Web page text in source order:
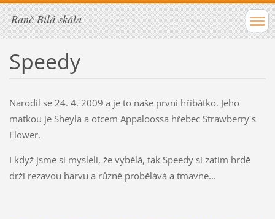
Ranč Bílá skála
Speedy
Narodil se 24. 4. 2009 a je to naše první hříbátko. Jeho
matkou je Sheyla a otcem Appaloossa hřebec Strawberry´s
Flower.
I když jsme si mysleli, že vybělá, tak Speedy si zatím hrdě
drží rezavou barvu a různě probělává a tmavne...